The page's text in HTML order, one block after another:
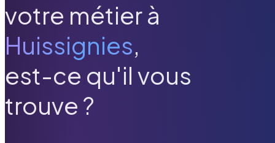
votre métier à
Huissignies,
est-ce qu'il vous
trouve ?